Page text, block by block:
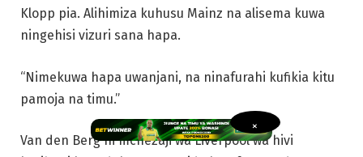
Klopp pia. Alihimiza kuhusu Mainz na alisema kuwa
ningehisi vizuri sana hapa.
“Nimekuwa hapa uwanjani, na ninafurahi kufikia kitu
pamoja na timu.”
Van den Berg ni mchezaji wa Liverpool wa hivi
×